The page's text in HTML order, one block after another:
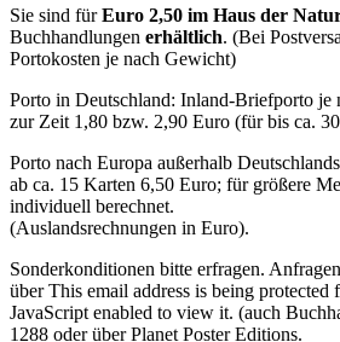
Sie sind fürEuro 2,50 im Haus der
Buchhandlungen erhältlich. (Bei
Portokosten je nach Gewicht)
Porto in Deutschland: Inland-Briefporto je
zur Zeit 1,80 bzw. 2,90 Euro (für bis ca.
Porto nach Europa außerhalb
ab ca. 15 Karten 6,50 Euro; für größere
individuell berechnet.
(Auslandsrechnungen in Euro).
Sonderkonditionen bitte erfragen.
überThis email address is being protected
JavaScript enabled to view it. (auch
1288 oder über Planet Poster Editions.